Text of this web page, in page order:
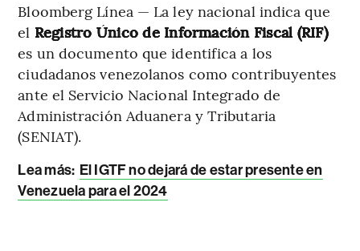
Bloomberg Línea — La ley nacional indica que
el Registro Único de Información Fiscal (RIF)
es un documento que identifica a los
ciudadanos venezolanos como contribuyentes
ante el Servicio Nacional Integrado de
Administración Aduanera y Tributaria
(SENIAT).
Lea más: El IGTF no dejará de estar presente en
Venezuela para el 2024